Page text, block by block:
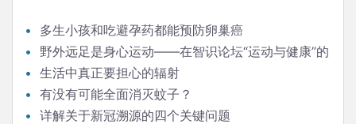
多生小孩和吃避孕药都能预防卵巢癌
野外远足是身心运动——在智识论坛“运动与健康”的
发言生活中真正要担心的辐射
有没有可能全面消灭蚊子？
详解关于新冠溯源的四个关键问题